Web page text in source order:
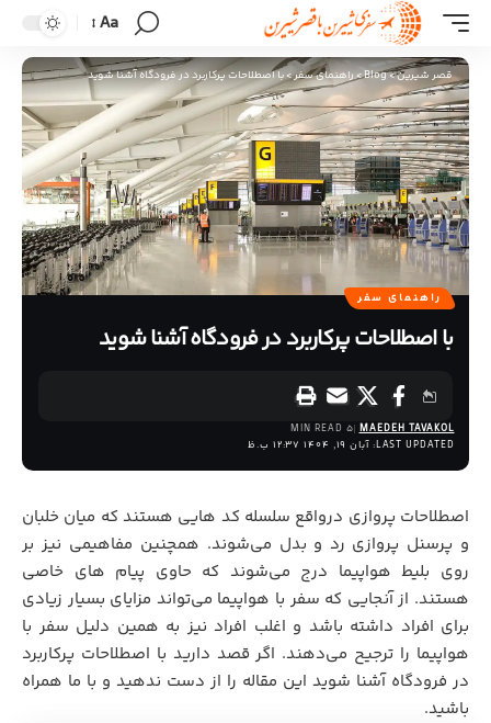
Aa
قصر شیرین>
Blog
>راهنمای سفر>با اصطلاحات پرکاربرد در فرودگاه آشنا شوید
راهنمای سفر
با اصطلاحات پرکاربرد در فرودگاه آشنا شوید
LAST UPDATED: آبان 19, 1404 12:37 ب.ظ
MAEDEH TAVAKOL
5 MIN READ
اصطلاحات پروازی درواقع سلسله کد هایی هستند که میان خلبان
و پرسنل پروازی رد و بدل می‌شوند. همچنین مفاهیمی نیز بر
روی بلیط هواپیما درج می‌شوند که حاوی پیام های خاصی
هستند. از آنجایی که سفر با هواپیما می‌تواند مزایای بسیار زیادی
برای افراد داشته باشد و اغلب افراد نیز به همین دلیل سفر با
هواپیما را ترجیح می‌دهند. اگر قصد دارید با اصطلاحات پرکاربرد
در فرودگاه آشنا شوید این مقاله را از دست ندهید و با ما همراه
باشید.